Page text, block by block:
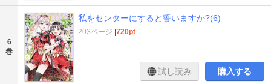
6
巻
私をセンターにすると誓いますか?(6)
203ページ 720pt
試し読み 購入する